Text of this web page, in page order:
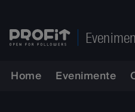
Home Evenimente